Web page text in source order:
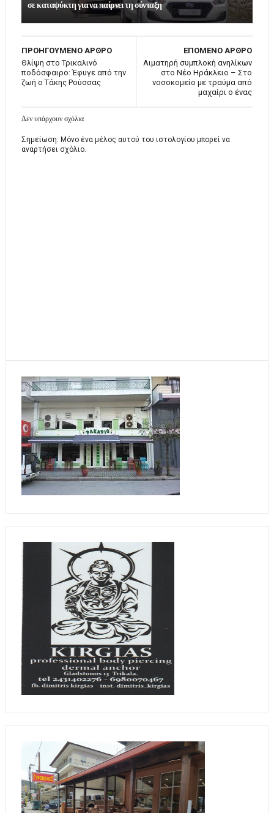
σε καταψύκτη για να παίρνει τη σύνταξη
ΕΠΟΜΕΝΟ ΑΡΘΡΟ
Αιματηρή συμπλοκή ανηλίκων
στο Νέο Ηράκλειο – Στο
νοσοκομείο με τραύμα από
μαχαίρι ο ένας
ΠΡΟΗΓΟΥΜΕΝΟ ΑΡΘΡΟ
Θλίψη στο Τρικαλινό
ποδόσφαιρο: Έφυγε από την
ζωή ο Τάκης Ρούσσας
Δεν υπάρχουν σχόλια
Σημείωση: Μόνο ένα μέλος αυτού του ιστολογίου μπορεί να
αναρτήσει σχόλιο.